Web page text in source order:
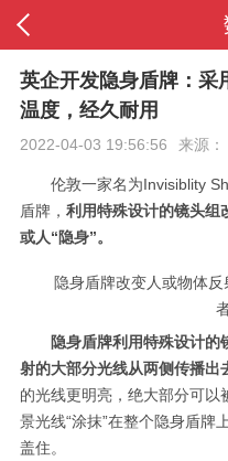
英企开发隐身盾牌：采
温度，经久耐用
2022-04-03 19:56:56 来源：
伦敦一家名为Invisiblity
盾牌， 利用特殊设计的镜头组
或人“隐身”。
隐身盾牌改变人或物体
隐身盾牌利用特殊设计的
射的大部分光线从两侧传播出
的光线更明亮，绝大部分可
景光线“涂抹”在整个隐身盾牌
盖住。